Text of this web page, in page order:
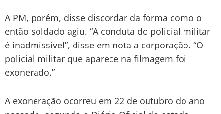
A PM, porém, disse discordar da forma como o
então soldado agiu. “A conduta do policial militar
é inadmissível”, disse em nota a corporação. “O
policial militar que aparece na filmagem foi
exonerado.”
A exoneração ocorreu em 22 de outubro do ano